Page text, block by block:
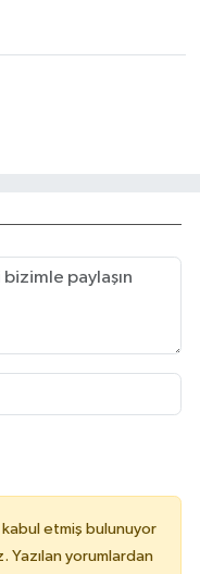
kabul etmiş bulunuyor
Yazılan yorumlardan